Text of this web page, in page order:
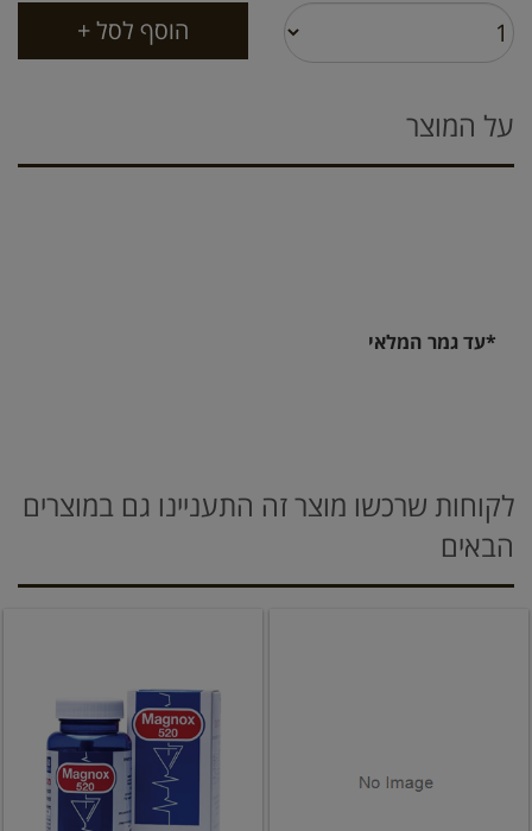
על המוצר
*עד גמר המלאי
לקוחות שרכשו מוצר זה התעניינו גם במוצרים
הבאים